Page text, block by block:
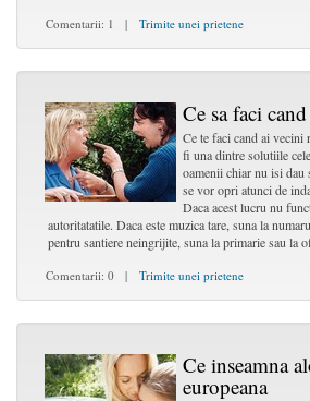
Comentarii: 1 | Trimite unei prietene
Ce sa faci
Ce te faci cand ai vecini
fi una dintre solutiile
oamenii chiar nu isi dau
se vor opri atunci de
Daca acest lucru nu
autoritatatile. Daca este muzica tare, suna la
pentru santiere neingrijite, suna la primarie sau la
Comentarii: 0 | Trimite unei prietene
Ce inseamna
europeana